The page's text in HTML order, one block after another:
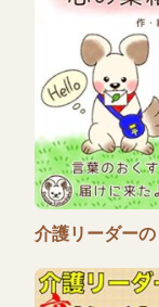
介護リーダー